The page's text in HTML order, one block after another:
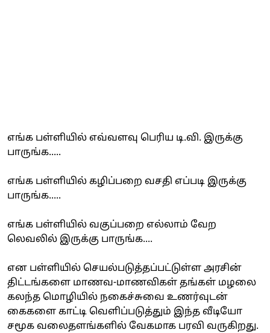
எங்க பள்ளியில் எவ்வளவு பெரிய டி.வி. இருக்கு
பாருங்க.....
எங்க பள்ளியில் கழிப்பறை வசதி எப்படி இருக்கு
பாருங்க.....
எங்க பள்ளியில் வகுப்பறை எல்லாம் வேற
லெவலில் இருக்கு பாருங்க....
என பள்ளியில் செயல்படுத்தப்பட்டுள்ள அரசின்
திட்டங்களை மாணவ-மாணவிகள் தங்கள் மழலை
கலந்த மொழியில் நகைச்சுவை உணர்வுடன்
கைகளை காட்டி வெளிப்படுத்தும் இந்த வீடியோ
சமூக வலைதளங்களில் வேகமாக பரவி வருகிறது.